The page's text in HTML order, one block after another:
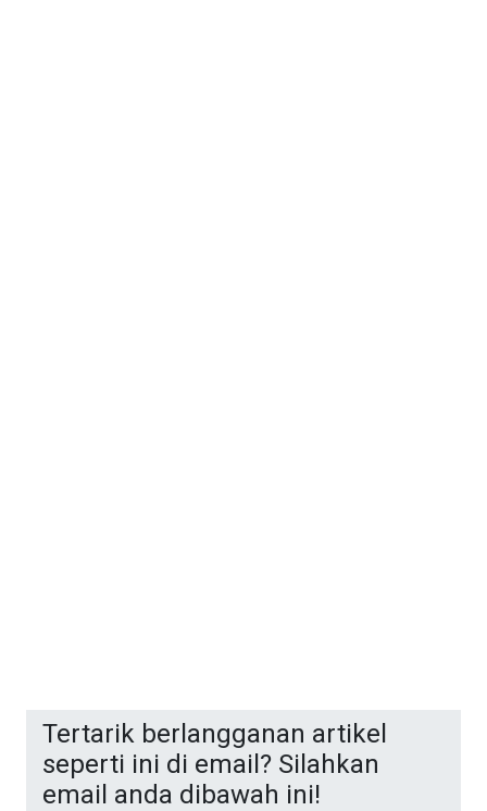
Tertarik berlangganan artikel
seperti ini di email? Silahkan
email anda dibawah ini!